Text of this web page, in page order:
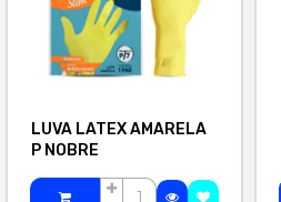
LUVA LATEX AMARELA
P NOBRE